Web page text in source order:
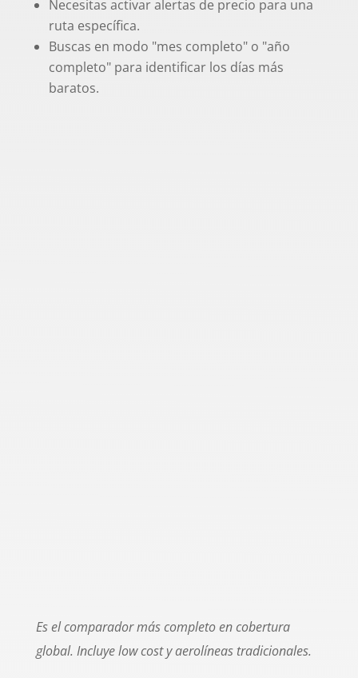
Necesitas activar alertas de precio para una
ruta específica.
Buscas en modo "mes completo" o "año
completo" para identificar los días más
baratos.
Es el comparador más completo en cobertura
global. Incluye low cost y aerolíneas tradicionales.